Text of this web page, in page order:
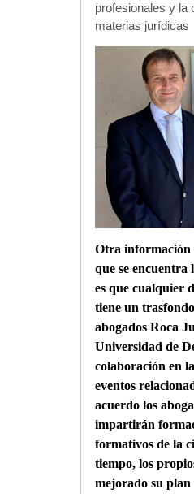
profesionales y la
materias jurídicas
Otra información
que se encuentra
es que cualquier
tiene un
abogados Roca
Universidad de
colaboración en
eventos
acuerdo los
impartirán
formativos de la
tiempo, los
mejorado su